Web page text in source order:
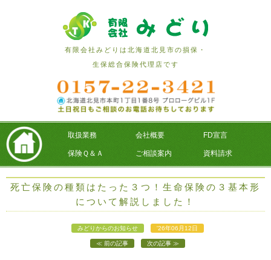
有限会社みどりは北海道北見市の損保・
生保総合保険代理店です
取扱業務 会社概要 FD宣言
保険Ｑ＆Ａ ご相談案内 資料請求
死亡保険の種類はたった３つ！生命保険の３基本形
について解説しました！
みどりからのお知らせ '26年06月12日
前の記事 次の記事